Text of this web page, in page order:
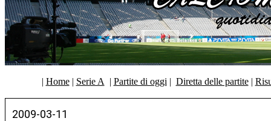
| Home| Serie A | Partite di oggi | Diretta delle partite|
2009-03-11